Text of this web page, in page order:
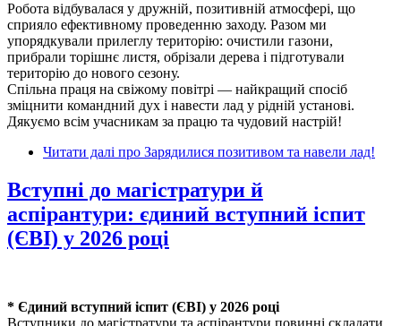
Робота відбувалася у дружній, позитивній атмосфері, що
сприяло ефективному проведенню заходу. Разом ми
упорядкували прилеглу територію: очистили газони,
прибрали торішнє листя, обрізали дерева і підготували
територію до нового сезону.
Спільна праця на свіжому повітрі — найкращий спосіб
зміцнити командний дух і навести лад у рідній установі.
Дякуємо всім учасникам за працю та чудовий настрій!
Читати далі про Зарядилися позитивом та навели лад!
Вступні до магістратури й
аспірантури: єдиний вступний іспит
(ЄВІ) у 2026 році
* Єдиний вступний іспит (ЄВІ) у 2026 році
Вступники до магістратури та аспірантури повинні складати